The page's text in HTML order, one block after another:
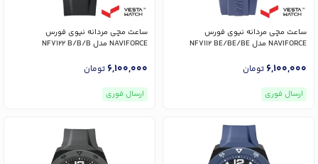
ساعت مچی مردانه نیوی فورس
NAVIFORCE مدل NF7112 BE/BE/BE
6,100,000 تومان
ارسال فوری
ساعت مچی مردانه نیوی فورس
NAVIFORCE مدل NF7122 B/B/B
6,100,000 تومان
ارسال فوری